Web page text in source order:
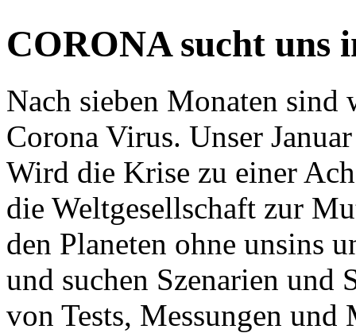
CORONA sucht uns
Nach sieben Monaten
Corona Virus. Unser
Wird die Krise zu einer
die Weltgesellschaft zur
den Planeten ohne unsins
und suchen Szenarien und
von Tests, Messungen und